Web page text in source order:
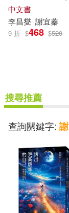
授權.zz6親專屬卡
張〕
中文書
李昌燮 謝宜蓁
9 折 $468 $520
搜尋推薦
查詢關鍵字: